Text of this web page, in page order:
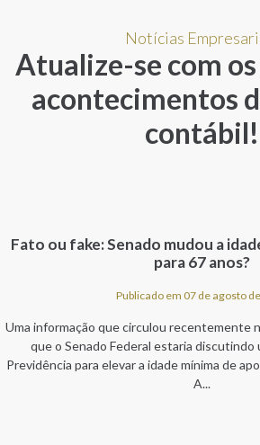
Notícias
Atualize-se com
acontecimentos
contábil!
Fato ou fake: Senado mudou a
para 67 anos?
Publicado em 07 de agosto
Uma informação que circulou recentemente
que o Senado Federal estaria discutindo
Previdência para elevar a idade mínima de
A...